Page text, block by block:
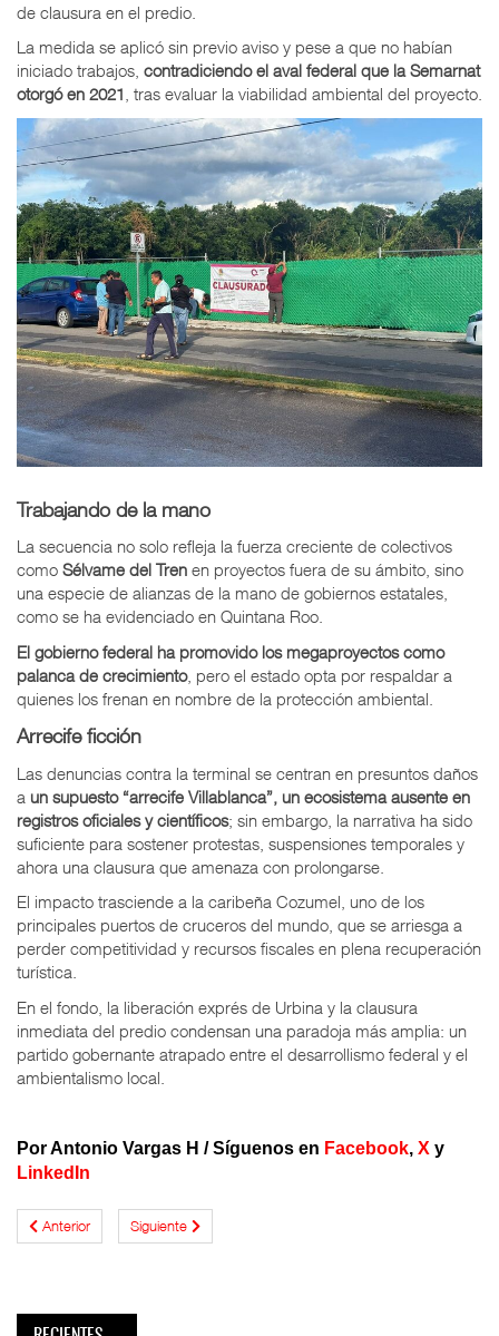
de clausura en el predio.
La medida se aplicó sin previo aviso y pese a que no habían
iniciado trabajos, contradiciendo el aval federal que la Semarnat
otorgó en 2021 , tras evaluar la viabilidad ambiental del proyecto.
Trabajando de la mano
La secuencia no solo refleja la fuerza creciente de colectivos
como Sélvame del Tren en proyectos fuera de su ámbito, sino
una especie de alianzas de la mano de gobiernos estatales,
como se ha evidenciado en Quintana Roo.
El gobierno federal ha promovido los megaproyectos como
palanca de crecimiento, pero el estado opta por respaldar a
quienes los frenan en nombre de la protección ambiental.
Arrecife ficción
Las denuncias contra la terminal se centran en presuntos daños
a un supuesto “arrecife Villablanca”, un ecosistema ausente en
registros oficiales y científicos; sin embargo, la narrativa ha sido
suficiente para sostener protestas, suspensiones temporales y
ahora una clausura que amenaza con prolongarse.
El impacto trasciende a la caribeña Cozumel, uno de los
principales puertos de cruceros del mundo, que se arriesga a
perder competitividad y recursos fiscales en plena recuperación
turística.
En el fondo, la liberación exprés de Urbina y la clausura
inmediata del predio condensan una paradoja más amplia: un
partido gobernante atrapado entre el desarrollismo federal y el
ambientalismo local.
Por Antonio Vargas H /Síguenos en Facebook, X y
LinkedIn
Anterior Siguiente